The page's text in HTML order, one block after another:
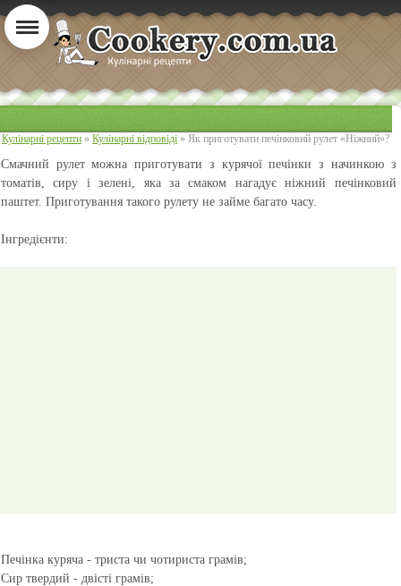
Кулінарні рецепти » Кулінарні відповіді » Як приготувати печінковий рулет «Ніжний»?
Смачний рулет можна приготувати з курячої печінки з начинкою з
томатів, сиру і зелені, яка за смаком нагадує ніжний печінковий
паштет. Приготування такого рулету не займе багато часу.
Інгредієнти:
Печінка куряча - триста чи чотириста грамів;
Сир твердий - двісті грамів;